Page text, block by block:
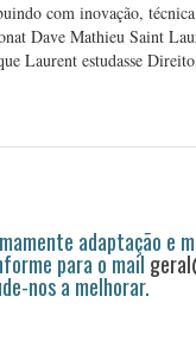
com inovação,
Dave Mathieu Saint
Laurent estudasse
adaptação e
para o mail
nos a melhorar.